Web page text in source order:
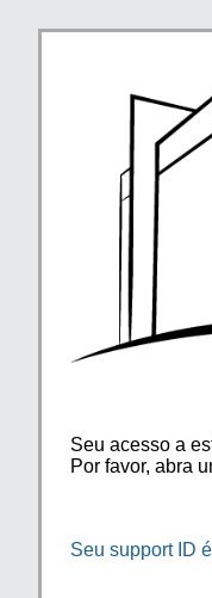
Seu acesso a
Por favor, abra
Seu support ID